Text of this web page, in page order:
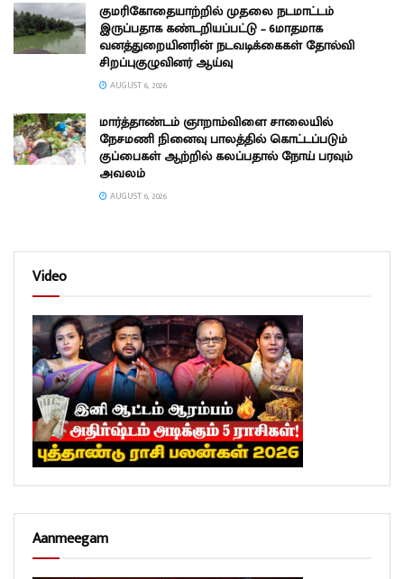
குமரிகோதையாற்றில் முதலை நடமாட்டம்
இருப்பதாக கண்டறியப்பட்டு – 6மாதமாக
வனத்துறையினரின் நடவடிக்கைகள் தோல்வி
சிறப்புகுழுவினர் ஆய்வு
AUGUST 6, 2026
மார்த்தாண்டம் ஞாறாம்விளை சாலையில்
நேசமணி நினைவு பாலத்தில் கொட்டப்படும்
குப்பைகள் ஆற்றில் கலப்பதால் நோய் பரவும்
அவலம்
AUGUST 6, 2026
Video
Aanmeegam